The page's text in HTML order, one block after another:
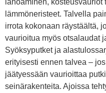
lämmöneristeet. Talvella
irrota kokonaan räystäältä,
vaurioitua myös otsalaudat
Syöksyputket ja
erityisesti ennen talvea –
jäätyessään vaurioittaa
seinärakenteita. Ajoissa